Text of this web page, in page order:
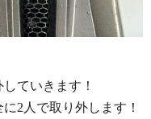
ていきます！
2人で取り外します！